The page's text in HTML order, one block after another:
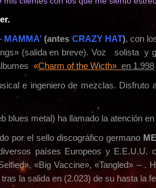
MAMMA’ (antes CRAZY HAT), con
(salida en breve). Voz solista y
«Charm of the Wicth» en 1.998
e ingeniero de mezclas. Disfruto
blues metal) ha llamado la atención
por el sello discográfico germano
países Europeos y E.E.U.U.
«Big Vaccine», «Tangled» – .
la salida en (2.023) de su hasta la